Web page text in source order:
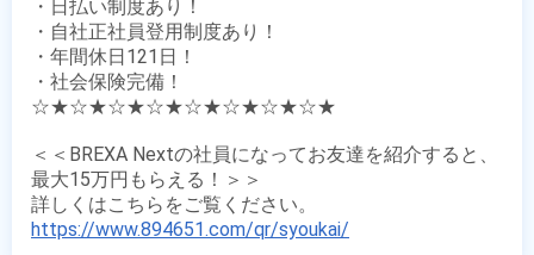
・日払い制度あり！
・自社正社員登用制度あり！
・年間休日121日！
・社会保険完備！
☆★☆★☆★☆★☆★☆★☆★☆★
＜＜BREXA Nextの社員になってお友達を紹介すると、
最大15万円もらえる！＞＞
https://www.894651.com/qr/syoukai/